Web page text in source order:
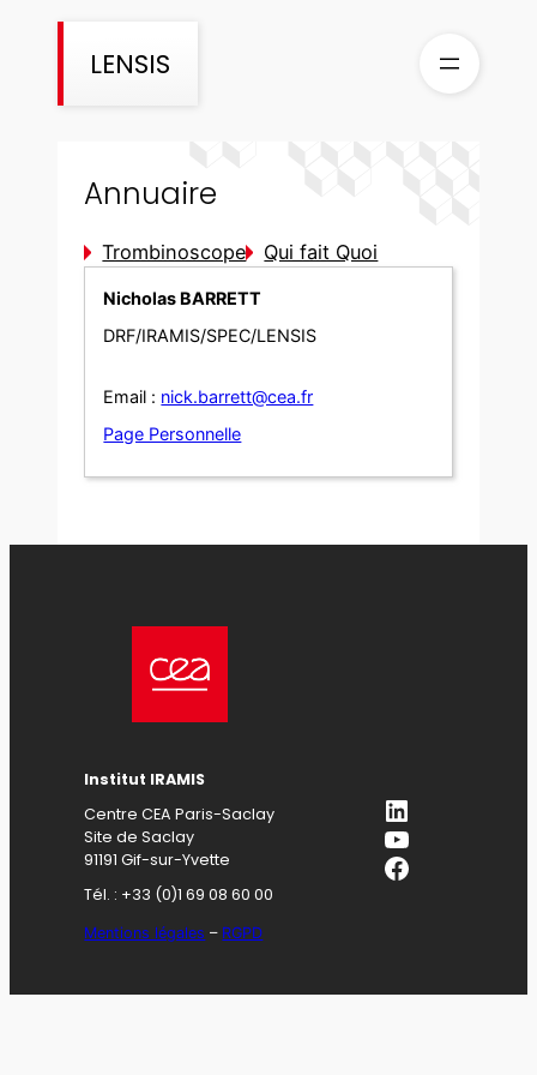
LENSIS
Annuaire
Trombinoscope Qui fait Quoi
Nicholas BARRETT
DRF/IRAMIS/SPEC/LENSIS
Email : nick.barrett@cea.fr
Page Personnelle
Institut IRAMIS
Centre CEA Paris-Saclay
Site de Saclay
91191 Gif-sur-Yvette
Tél. : +33 (0)1 69 08 60 00
Mentions légales – RGPD
LinkedIn
YouTube
Facebook